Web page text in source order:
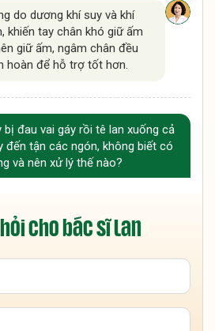
do dương khí suy và khí
khiến tay chân khó giữ ấm
giữ ấm, ngâm chân đều
hoàn để hỗ trợ tốt hơn.
bị đau vai gáy rồi tê lan xuống cả
đến tận các ngón, không biết có
và nên xử lý thế nào?
động, giữ ấm và ngâm chân
tê kéo dài hoặc tăng
sớm để kiểm tra chính
cho bác sĩ Lan